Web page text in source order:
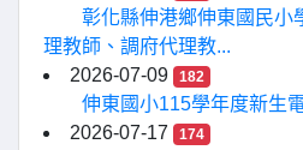
彰化縣伸港鄉伸東國民小
理教師、調府代理教...
2026-07-09
182
伸東國小115學年度新生
2026-07-17
174